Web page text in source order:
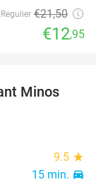
Regulier €21,50
€12,95
30%
Minos
9.5 star
15 min. directions_car